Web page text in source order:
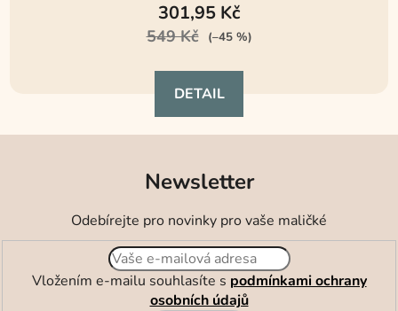
301,95 Kč
549 Kč (–45 %)
DETAIL
Newsletter
Odebírejte pro novinky pro vaše maličké
Vložením e-mailu souhlasíte s podmínkami ochrany
osobních údajů